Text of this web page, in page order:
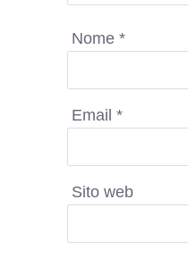
Nome *
Email *
Sito web